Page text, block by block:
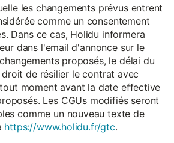
les changements prévus entrent
comme un consentement
Dans ce cas, Holidu informera
dans l'email d'annonce sur le
proposés, le délai du
de résilier le contrat avec
moment avant la date effective
Les CGUs modifiés seront
comme un nouveau texte de
https://www.holidu.fr/gtc.